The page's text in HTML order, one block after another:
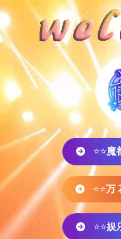
⭐⭐魔
⭐⭐万
⭐⭐娱